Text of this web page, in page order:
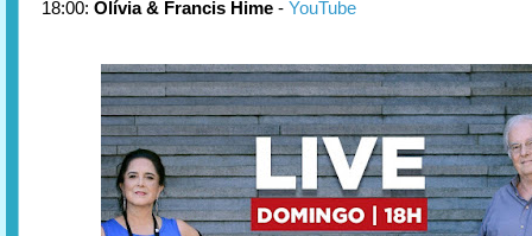
18:00: Olívia & Francis Hime - YouTube